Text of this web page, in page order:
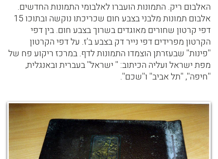
האלבום ריק. התמונות הועברו לאלבומי התמונות החדשים.
אלבום תמונות מלבני בצבע חום שכריכתו נוקשה ובתוכו 15
דפי קרטון שחורים מאוגדים בשרוך בצבע חום. בין דפי
הקרטון מפרידים דפי נייר דק בצבע ב'ז. על דפי הקרטון
''פינות'' שבעזרתן הוצמדו התמונות לדף. במרכז ריקוע פח של
מפת ישראל ועליה הכיתוב: '' ישראל'' בעברית ובאנגלית,
''חיפה'', ''תל אביב'' ו''שכם''.